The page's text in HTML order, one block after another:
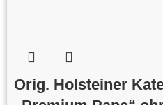
Orig. Holsteiner